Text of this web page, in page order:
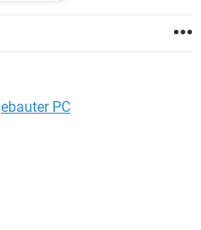
670OC 2GB
Pro 2
650W
Essential E1
RX-1
200 mm
PC